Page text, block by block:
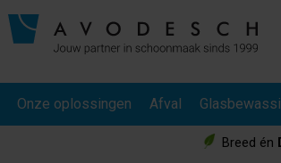
Onze oplossingen Afval
Breed én